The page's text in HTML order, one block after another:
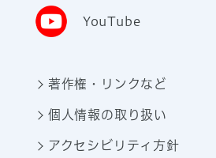
YouTube
著作権・リンクなど
個人情報の取り扱い
アクセシビリティ方針